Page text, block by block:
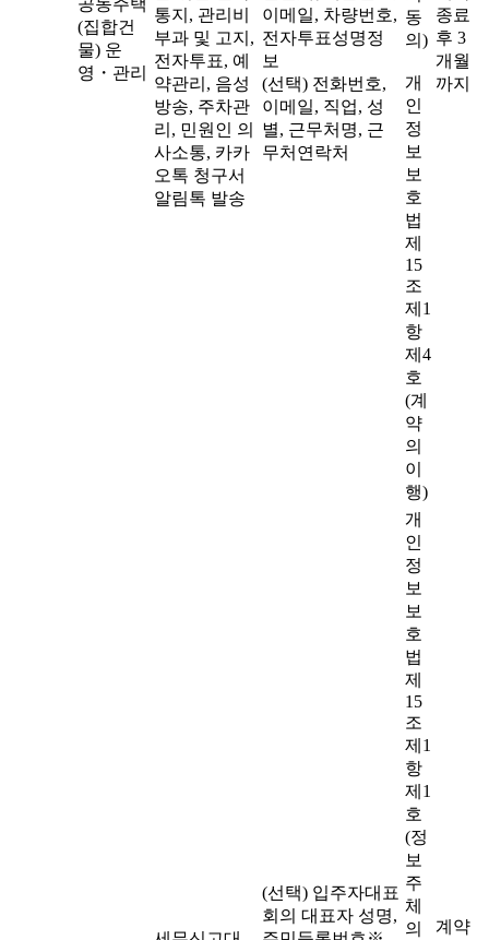
(집합건
물) 운
영・관리
통지, 관리비
부과 및 고지,
전자투표, 예
약관리, 음성
방송, 주차관
리, 민원인 의
사소통, 카카
오톡 청구서
알림톡 발송
이메일, 차량번호,
전자투표성명정
보
(선택) 전화번호,
이메일, 직업, 성
별, 근무처명, 근
무처연락처
동
의)
개
인
정
보
보
호
법
제
15
조
제1
항
제4
호
(계
약
의
이
행)
종료
후 3
개월
까지
(선택) 입주자대표
회의 대표자 성명,
개
인
정
보
보
호
법
제
15
조
제1
항
제1
호
(정
보
주
체
의
계약